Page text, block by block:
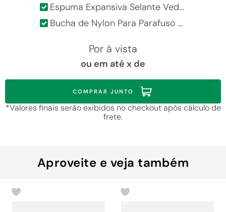
Espuma Expansiva Selante Vedatudo Dryko 500ml
Bucha de Nylon Para Parafuso Fischer OVD Para Tijolo FU8 8mm
Por à vista
ou em até x de
COMPRAR JUNTO
*Valores finais serão exibidos no checkout após cálculo de
frete.
Aproveite e veja também